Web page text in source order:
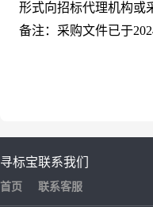
形式向招标代理机构或
备注：采购文件已于202
寻标宝
首页
联系我们
联系客服